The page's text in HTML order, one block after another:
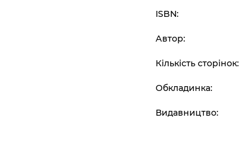
ISBN:
Автор:
Кількість сторінок:
Обкладинка:
Видавництво: